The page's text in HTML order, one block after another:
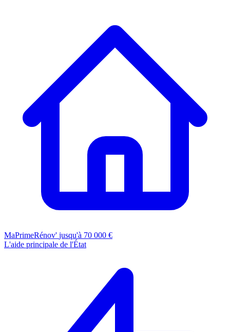
MaPrimeRénov' jusqu'à 70 000 €
L'aide principale de l'État